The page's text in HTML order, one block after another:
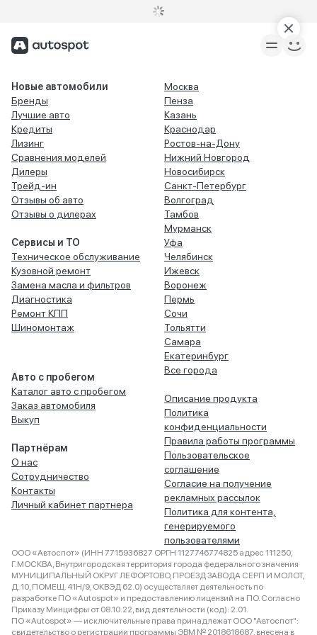
Новые автомобили
Бренды
Лучшие авто
Кредиты
Лизинг
Сравнения моделей
Дилеры
Трейд-ин
Отзывы об авто
Отзывы о дилерах
Сервисы и ТО
Техническое обслуживание
Кузовной ремонт
Замена масла и фильтров
Диагностика
Ремонт КПП
Шиномонтаж
Авто с пробегом
Каталог авто с пробегом
Заказ автомобиля
Выкуп
Партнёрам
О нас
Сотрудничество
Контакты
Личный кабинет партнера
Москва
Пенза
Казань
Краснодар
Ростов-на-Дону
Нижний Новгород
Новосибирск
Санкт-Петербург
Волгоград
Тамбов
Мурманск
Уфа
Челябинск
Ижевск
Воронеж
Пермь
Сочи
Тольятти
Самара
Екатеринбург
Все города
Описание продукта
Политика
конфиденциальности
Правила работы программы
Пользовательское
соглашение
Согласие на получение
рекламных рассылок
Политика для контента,
генерируемого
пользователями
ООО «Автоспот» (ИНН 7715936827 ОРГН 1127746774825 адрес 111250,
Г.МОСКВА, Внутригородская территория города федерального значения
МУНИЦИПАЛЬНЫЙ ОКРУГ ЛЕФОРТОВО, ПРОЕЗД ЗАВОДА СЕРП И МОЛОТ,
Д. 10, ПОМЕЩ. 41Н/9, ОКВЭД 62.0) осуществляет деятельность по
разработке ПО «Autospot» и предоставлению лицензий на ПО. Согласно
Приказу Минцифры от 08.10.22, вид деятельности (код): 2.01.
ПО «Autospot» — исключительные права принадлежат ООО "Автоспот":
свидетельство о регистрации программы ЭВМ № 2018618687, внесена в